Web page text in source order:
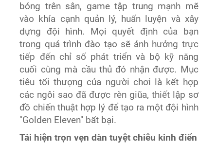
bóng trên sân, game tập trung mạnh mẽ
vào khía cạnh quản lý, huấn luyện và xây
dựng đội hình. Mọi quyết định của bạn
trong quá trình đào tạo sẽ ảnh hưởng trực
tiếp đến chỉ số phát triển và bộ kỹ năng
cuối cùng mà cầu thủ đó nhận được. Mục
tiêu tối thượng của người chơi là kết hợp
các ngôi sao đã được rèn giũa, thiết lập sơ
đồ chiến thuật hợp lý để tạo ra một đội hình
"Golden Eleven" bất bại.
Tái hiện trọn vẹn dàn tuyệt chiêu kinh điển